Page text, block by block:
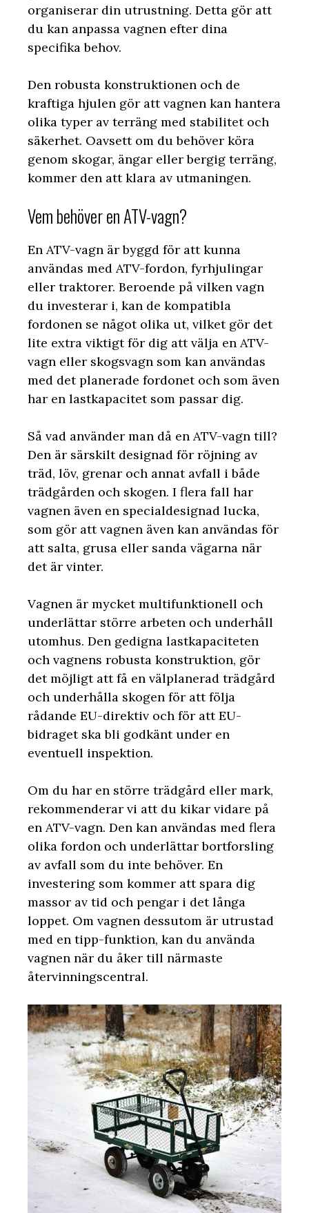
organiserar din utrustning. Detta gör att
du kan anpassa vagnen efter dina
specifika behov.
Den robusta konstruktionen och de
kraftiga hjulen gör att vagnen kan hantera
olika typer av terräng med stabilitet och
säkerhet. Oavsett om du behöver köra
genom skogar, ängar eller bergig terräng,
kommer den att klara av utmaningen.
Vem behöver en ATV-vagn?
En ATV-vagn är byggd för att kunna
användas med ATV-fordon, fyrhjulingar
eller traktorer. Beroende på vilken vagn
du investerar i, kan de kompatibla
fordonen se något olika ut, vilket gör det
lite extra viktigt för dig att välja en ATV-
vagn eller skogsvagn som kan användas
med det planerade fordonet och som även
har en lastkapacitet som passar dig.
Så vad använder man då en ATV-vagn till?
Den är särskilt designad för röjning av
träd, löv, grenar och annat avfall i både
trädgården och skogen. I flera fall har
vagnen även en specialdesignad lucka,
som gör att vagnen även kan användas för
att salta, grusa eller sanda vägarna när
det är vinter.
Vagnen är mycket multifunktionell och
underlättar större arbeten och underhåll
utomhus. Den gedigna lastkapaciteten
och vagnens robusta konstruktion, gör
det möjligt att få en välplanerad trädgård
och underhålla skogen för att följa
rådande EU-direktiv och för att EU-
bidraget ska bli godkänt under en
eventuell inspektion.
Om du har en större trädgård eller mark,
rekommenderar vi att du kikar vidare på
en ATV-vagn. Den kan användas med flera
olika fordon och underlättar bortforsling
av avfall som du inte behöver. En
investering som kommer att spara dig
massor av tid och pengar i det långa
loppet. Om vagnen dessutom är utrustad
med en tipp-funktion, kan du använda
vagnen när du åker till närmaste
återvinningscentral.